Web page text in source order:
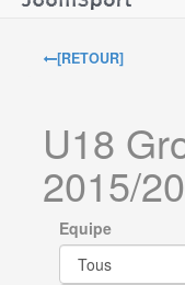
[RETOUR]
U18
2015/
Equipe